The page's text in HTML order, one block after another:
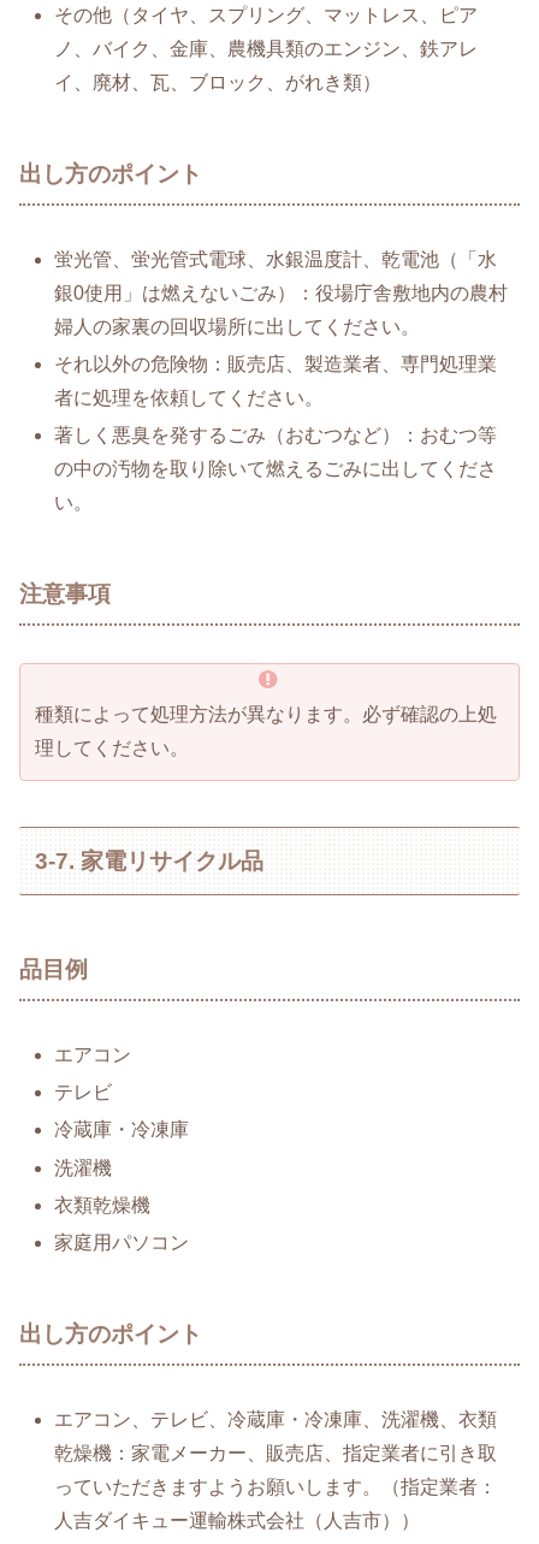
その他（タイヤ、スプリング、マットレス、ピア
ノ、バイク、金庫、農機具類のエンジン、鉄アレ
イ、廃材、瓦、ブロック、がれき類）
出し方のポイント
蛍光管、蛍光管式電球、水銀温度計、乾電池（「水
銀0使用」は燃えないごみ）：役場庁舎敷地内の農村
婦人の家裏の回収場所に出してください。
それ以外の危険物：販売店、製造業者、専門処理業
者に処理を依頼してください。
著しく悪臭を発するごみ（おむつなど）：おむつ等
の中の汚物を取り除いて燃えるごみに出してくださ
い。
注意事項
種類によって処理方法が異なります。必ず確認の上処
理してください。
3-7. 家電リサイクル品
品目例
エアコン
テレビ
冷蔵庫・冷凍庫
洗濯機
衣類乾燥機
家庭用パソコン
出し方のポイント
エアコン、テレビ、冷蔵庫・冷凍庫、洗濯機、衣類
乾燥機：家電メーカー、販売店、指定業者に引き取
っていただきますようお願いします。（指定業者：
人吉ダイキュー運輸株式会社（人吉市））